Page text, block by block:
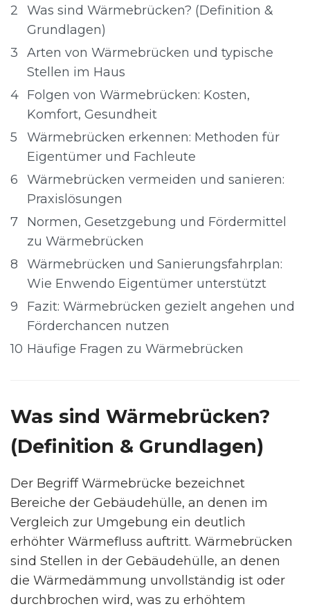
2
Was sind Wärmebrücken? (Definition &
Grundlagen)
3
Arten von Wärmebrücken und typische
Stellen im Haus
4 Folgen von Wärmebrücken: Kosten,
Komfort, Gesundheit
5
Wärmebrücken erkennen: Methoden für
Eigentümer und Fachleute
6
Wärmebrücken vermeiden und sanieren:
Praxislösungen
7
Normen, Gesetzgebung und Fördermittel
zu Wärmebrücken
8
Wärmebrücken und Sanierungsfahrplan:
Wie Enwendo Eigentümer unterstützt
9
Fazit: Wärmebrücken gezielt angehen und
Förderchancen nutzen
10 Häufige Fragen zu Wärmebrücken
Was sind Wärmebrücken?
(Definition & Grundlagen)
Der Begriff Wärmebrücke bezeichnet
Bereiche der Gebäudehülle, an denen im
Vergleich zur Umgebung ein deutlich
erhöhter Wärmefluss auftritt. Wärmebrücken
sind Stellen in der Gebäudehülle, an denen
die Wärmedämmung unvollständig ist oder
durchbrochen wird, was zu erhöhtem